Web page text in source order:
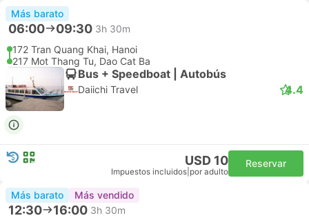
Más barato
06:00 09:30 3h 30m
172 Tran Quang Khai, Hanoi
217 Mot Thang Tu, Dao Cat Ba
Bus + Speedboat | Autobús
Daiichi Travel 4.4
USD 10
Impuestos incluidos por adulto
Reservar
Más barato Más vendido
12:30 16:00 3h 30m